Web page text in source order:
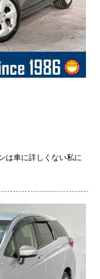
は車に詳しくない私に